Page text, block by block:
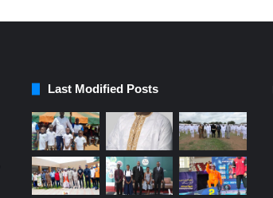
Last Modified Posts